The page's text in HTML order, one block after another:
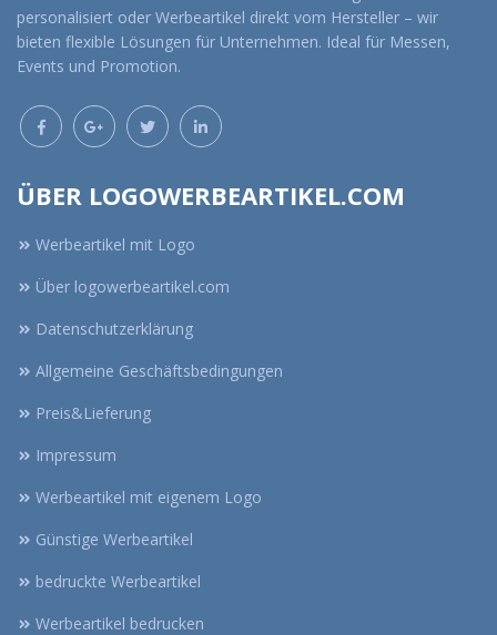
personalisiert oder Werbeartikel direkt vom Hersteller – wir
bieten flexible Lösungen für Unternehmen. Ideal für Messen,
Events und Promotion.
ÜBER LOGOWERBEARTIKEL.COM
Werbeartikel mit Logo
Über logowerbeartikel.com
Datenschutzerklärung
Allgemeine Geschäftsbedingungen
Preis&Lieferung
Impressum
Werbeartikel mit eigenem Logo
Günstige Werbeartikel
bedruckte Werbeartikel
Werbeartikel bedrucken